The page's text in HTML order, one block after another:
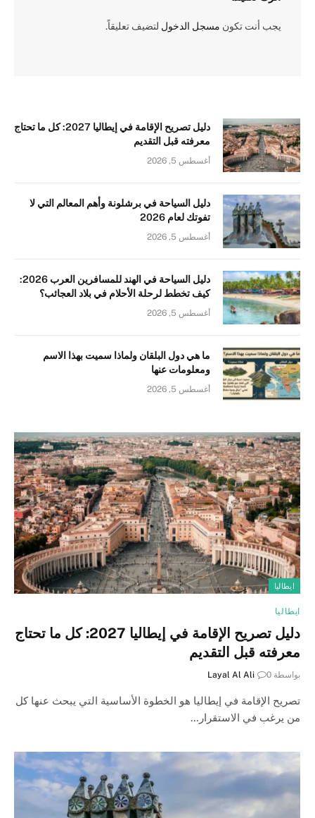
يجب أنت تكون مسجل الدخول لتضيف تعليقاً.
دليل تصريح الإقامة في إيطاليا 2027: كل ما تحتاج
معرفته قبل التقديم
أغسطس 5, 2026
دليل السياحة في برشلونة وأهم المعالم التي لا
تفوتك لعام 2026
أغسطس 5, 2026
دليل السياحة في الهند للمسافرين العرب 2026:
كيف تخطط لرحلة الأحلام في بلاد العجائب؟
أغسطس 5, 2026
ما هي دول البلقان ولماذا سميت بهذا الاسم
ومعلومات عنها
أغسطس 5, 2026
ايطاليا
ايطاليا
دليل تصريح الإقامة في إيطاليا 2027: كل ما تحتاج
معرفته قبل التقديم
بواسطة Layal Al Ali 0
تصريح الإقامة في إيطاليا هو الخطوة الأساسية التي يبحث عنها كل
من يرغب في الاستقرار…